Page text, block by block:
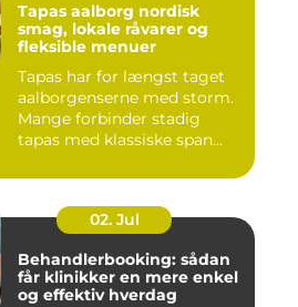
Tapas aalborg nordisk
smag, lokale råvarer og
fleksible menuer
Tapas har for længst taget
aalborgenserne med storm.
Mange forbinder stadig
tapas med klassiske span...
02. Jul
Behandlerbooking: sådan
får klinikker en mere enkel
og effektiv hverdag